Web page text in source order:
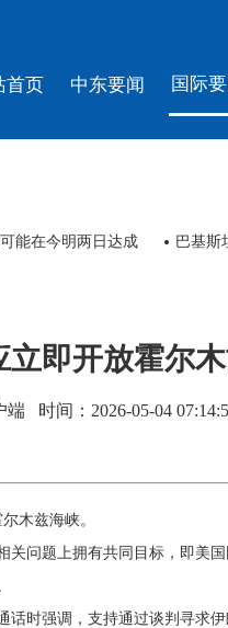
首页 中东要闻 国际
能在今明两日达成 巴基斯
即开放霍尔
时间：2026-05-04
木兹海峡。
问题上拥有共同目标，即美国
时强调，支持通过谈判寻求伊